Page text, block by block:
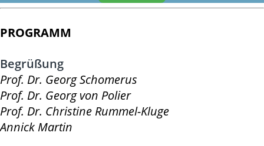
PROGRAMM
Begrüßung
Prof. Dr. Georg Schomerus
Prof. Dr. Georg von Polier
Prof. Dr. Christine Rummel-Kluge
Annick Martin